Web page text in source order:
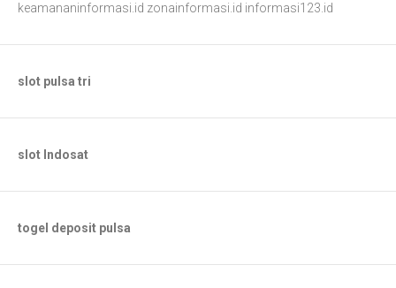
keamananinformasi.id zonainformasi.id informasi123.id
slot pulsa tri
slot Indosat
togel deposit pulsa